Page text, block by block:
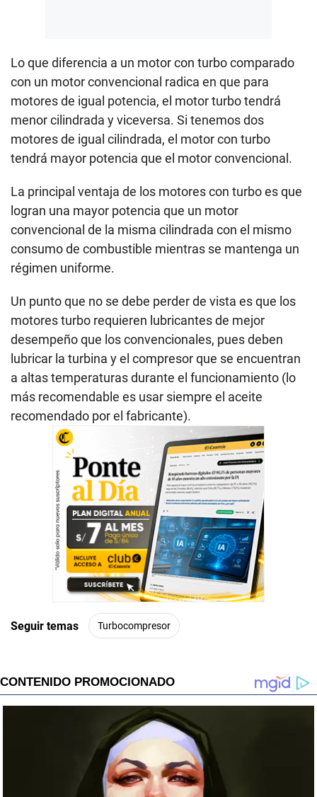
Lo que diferencia a un motor con turbo comparado
con un motor convencional radica en que para
motores de igual potencia, el motor turbo tendrá
menor cilindrada y viceversa. Si tenemos dos
motores de igual cilindrada, el motor con turbo
tendrá mayor potencia que el motor convencional.
La principal ventaja de los motores con turbo es que
logran una mayor potencia que un motor
convencional de la misma cilindrada con el mismo
consumo de combustible mientras se mantenga un
régimen uniforme.
Un punto que no se debe perder de vista es que los
motores turbo requieren lubricantes de mejor
desempeño que los convencionales, pues deben
lubricar la turbina y el compresor que se encuentran
a altas temperaturas durante el funcionamiento (lo
más recomendable es usar siempre el aceite
recomendado por el fabricante).
Seguir temas Turbocompresor